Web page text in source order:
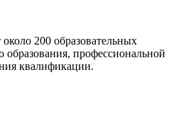
200 образовательных
образования, профессиональной
квалификации.